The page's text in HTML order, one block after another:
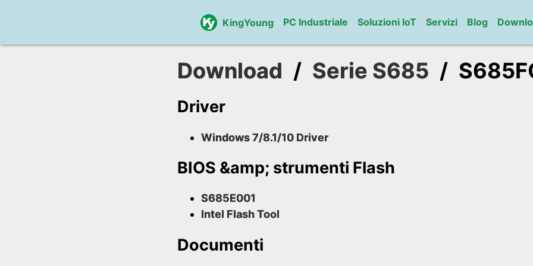
KingYoung PC Industriale Soluzioni IoT Servizi Blog
Download / Serie S685 /
Driver
Windows 7/8.1/10 Driver
BIOS &amp; strumenti Flash
S685E001
Intel Flash Tool
Documenti